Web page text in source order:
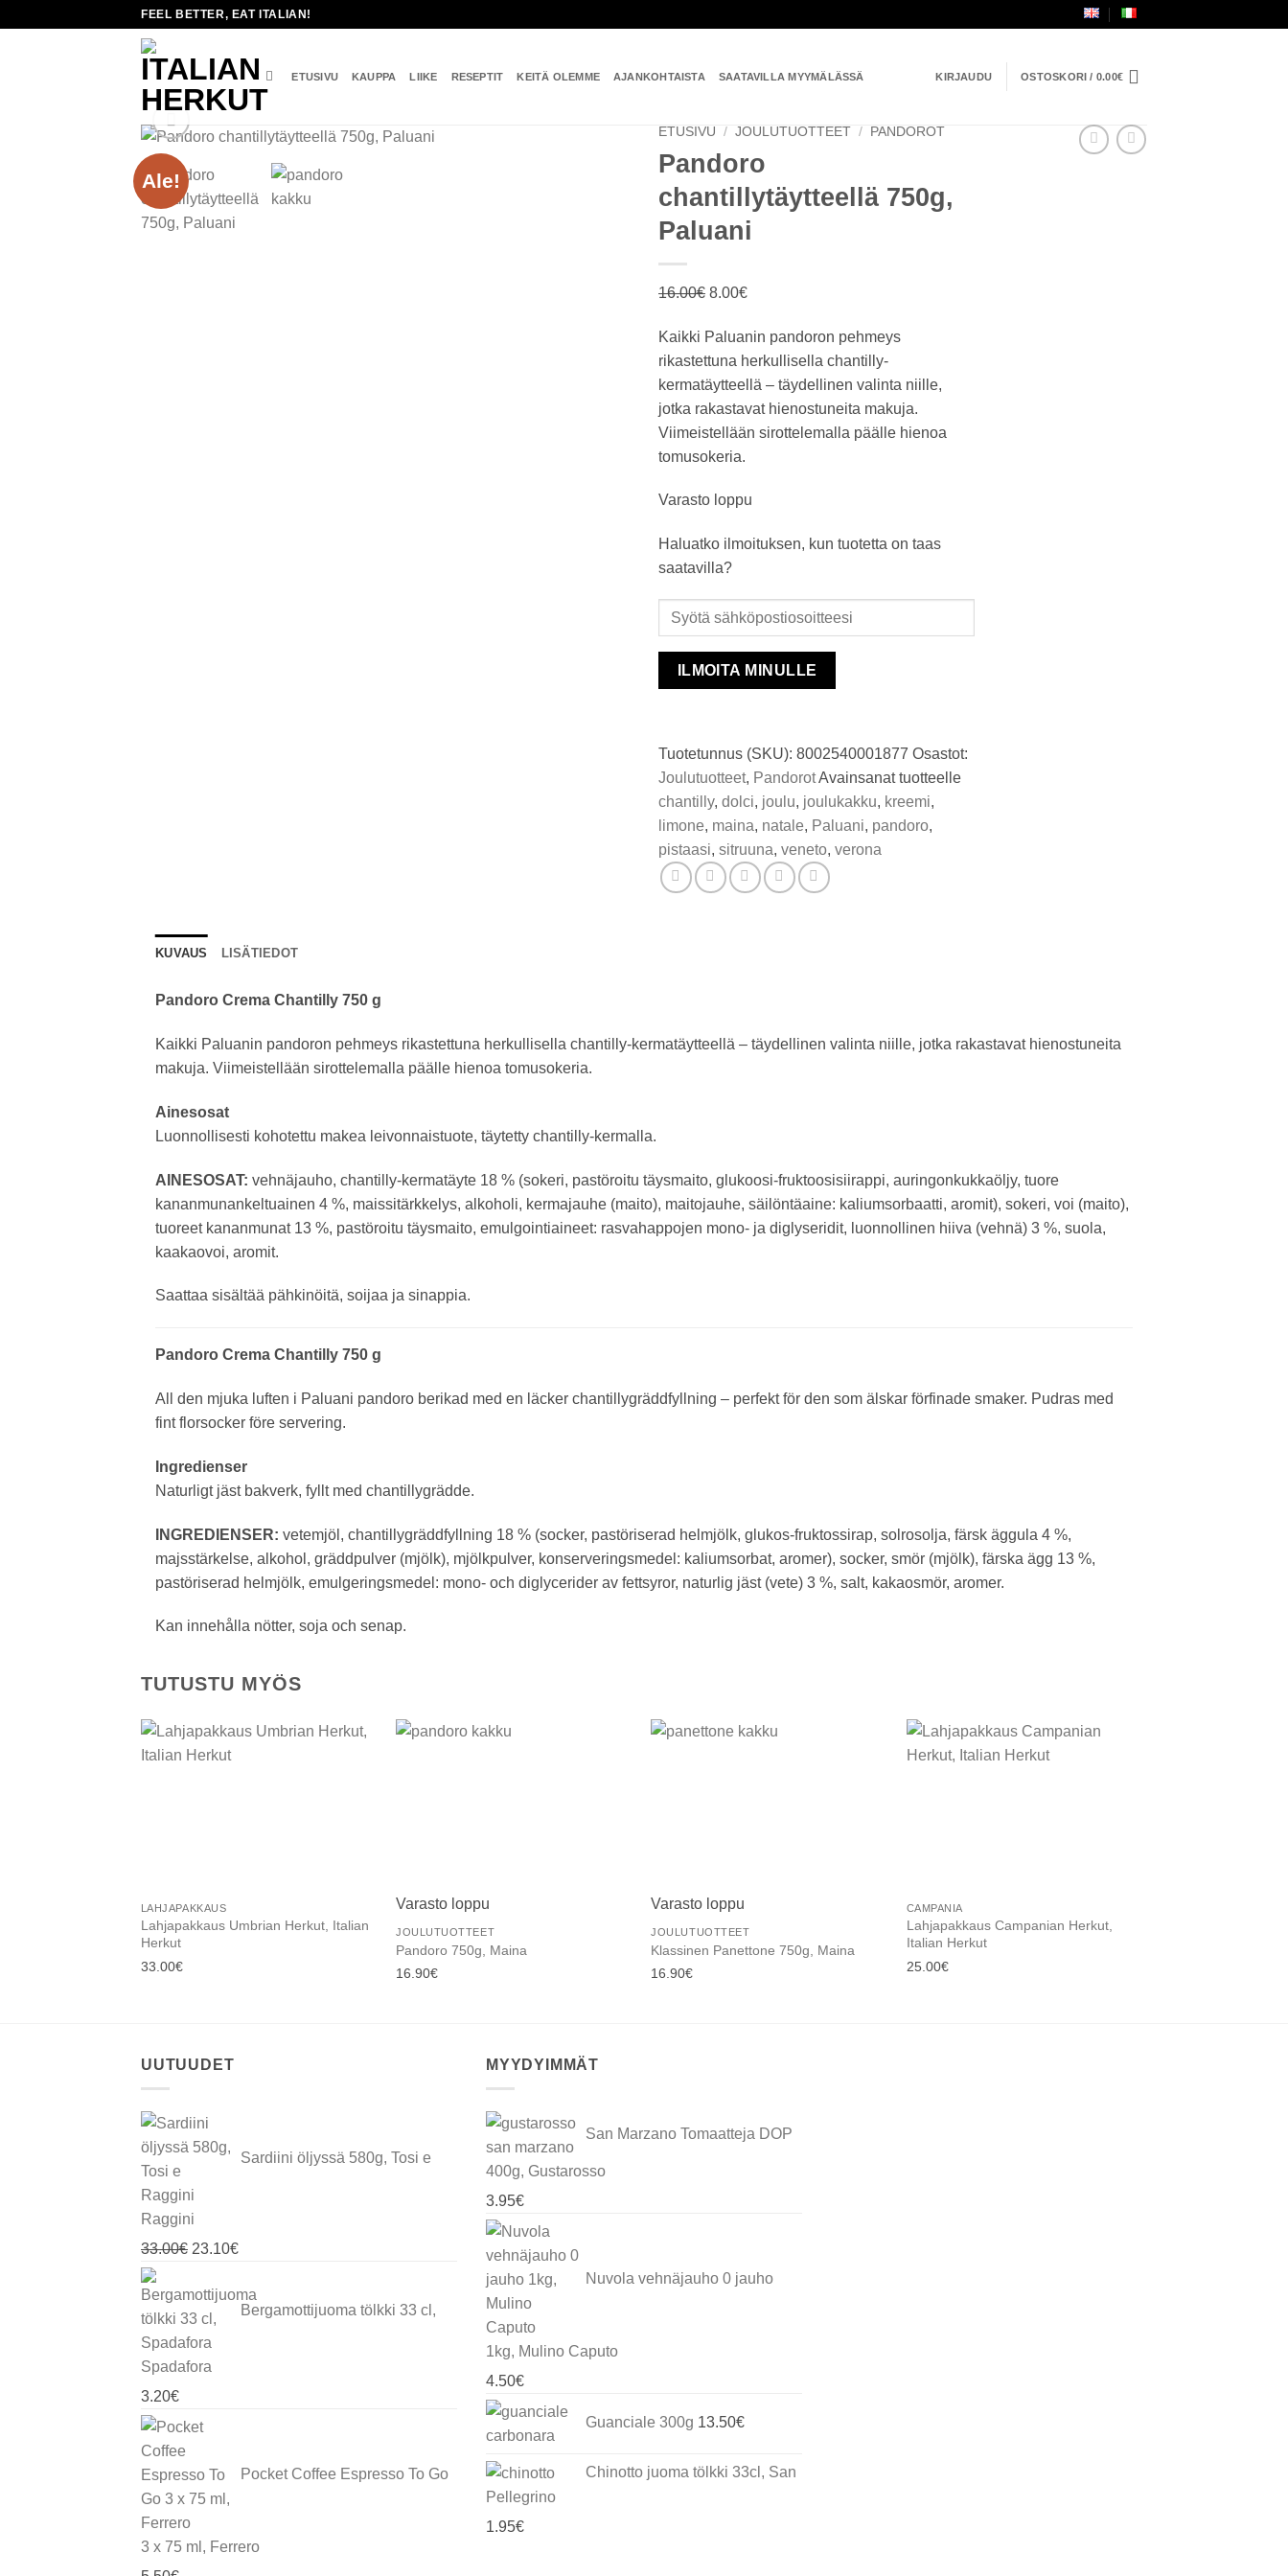
FEEL BETTER, EAT ITALIAN!
ETUSIVU KAUPPA LIIKE RESEPTIT KEITÄ OLEMME AJANKOHTAISTA SAATAVILLA MYYMÄLÄSSÄ KIRJAUDU OSTOSKORI / 0.00€
Ale!
ETUSIVU / JOULUTUOTTEET / PANDOROT
Pandoro
chantillytäytteellä 750g,
Paluani
16.00€ Alkuperäinen
oli:
16.00€.
8.00€Nykyinen
on:
8.00€.
Kaikki Paluanin pandoron pehmeys
rikastettuna herkullisella chantilly-
kermatäytteellä – täydellinen valinta niille,
jotka rakastavat hienostuneita makuja.
Viimeistellään sirottelemalla päälle hienoa
tomusokeria.
Varasto loppu
Haluatko ilmoituksen, kun tuotetta on taas
saatavilla?
ILMOITA MINULLE
Tuotetunnus (SKU): 8002540001877 Osastot:
Joulutuotteet, PandorotAvainsanat tuotteelle
chantilly, dolci, joulu, joulukakku, kreemi,
limone, maina, natale, Paluani, pandoro,
pistaasi, sitruuna, veneto, verona
KUVAUS LISÄTIEDOT
Pandoro Crema Chantilly 750 g
Kaikki Paluanin pandoron pehmeys rikastettuna herkullisella chantilly-kermatäytteellä – täydellinen valinta niille, jotka rakastavat hienostuneita
makuja. Viimeistellään sirottelemalla päälle hienoa tomusokeria.
Ainesosat
Luonnollisesti kohotettu makea leivonnaistuote, täytetty chantilly-kermalla.
AINESOSAT: vehnäjauho, chantilly-kermatäyte 18 % (sokeri, pastöroitu täysmaito, glukoosi-fruktoosisiirappi, auringonkukkaöljy, tuore
kananmunankeltuainen 4 %, maissitärkkelys, alkoholi, kermajauhe (maito), maitojauhe, säilöntäaine: kaliumsorbaatti, aromit), sokeri, voi (maito),
tuoreet kananmunat 13 %, pastöroitu täysmaito, emulgointiaineet: rasvahappojen mono- ja diglyseridit, luonnollinen hiiva (vehnä) 3 %, suola,
kaakaovoi, aromit.
Saattaa sisältää pähkinöitä, soijaa ja sinappia.
Pandoro Crema Chantilly 750 g
All den mjuka luften i Paluani pandoro berikad med en läcker chantillygräddfyllning – perfekt för den som älskar förfinade smaker. Pudras med
fint florsocker före servering.
Ingredienser
Naturligt jäst bakverk, fyllt med chantillygrädde.
INGREDIENSER: vetemjöl, chantillygräddfyllning 18 % (socker, pastöriserad helmjölk, glukos-fruktossirap, solrosolja, färsk äggula 4 %,
majsstärkelse, alkohol, gräddpulver (mjölk), mjölkpulver, konserveringsmedel: kaliumsorbat, aromer), socker, smör (mjölk), färska ägg 13 %,
pastöriserad helmjölk, emulgeringsmedel: mono- och diglycerider av fettsyror, naturlig jäst (vete) 3 %, salt, kakaosmör, aromer.
Kan innehålla nötter, soja och senap.
TUTUSTU MYÖS
LAHJAPAKKAUS
Lahjapakkaus Umbrian Herkut, Italian
Herkut
33.00€
Varasto loppu
JOULUTUOTTEET
Pandoro 750g, Maina
16.90€
Varasto loppu
JOULUTUOTTEET
Klassinen Panettone 750g, Maina
16.90€
CAMPANIA
Lahjapakkaus Campanian Herkut,
Italian Herkut
25.00€
UUTUUDET
Sardiini öljyssä 580g, Tosi e
Raggini
33.00€ Alkuperäinen
oli:
33.00€.
23.10€Nykyinen
on:
23.10€.
Bergamottijuoma tölkki 33 cl,
Spadafora
3.20€
Pocket Coffee Espresso To Go
3 x 75 ml, Ferrero
MYYDYIMMÄT
San Marzano Tomaatteja DOP
400g, Gustarosso
3.95€
Nuvola vehnäjauho 0 jauho
1kg, Mulino Caputo
4.50€
Guanciale 300g 13.50€
Chinotto juoma tölkki 33cl, San
Pellegrino
1.95€